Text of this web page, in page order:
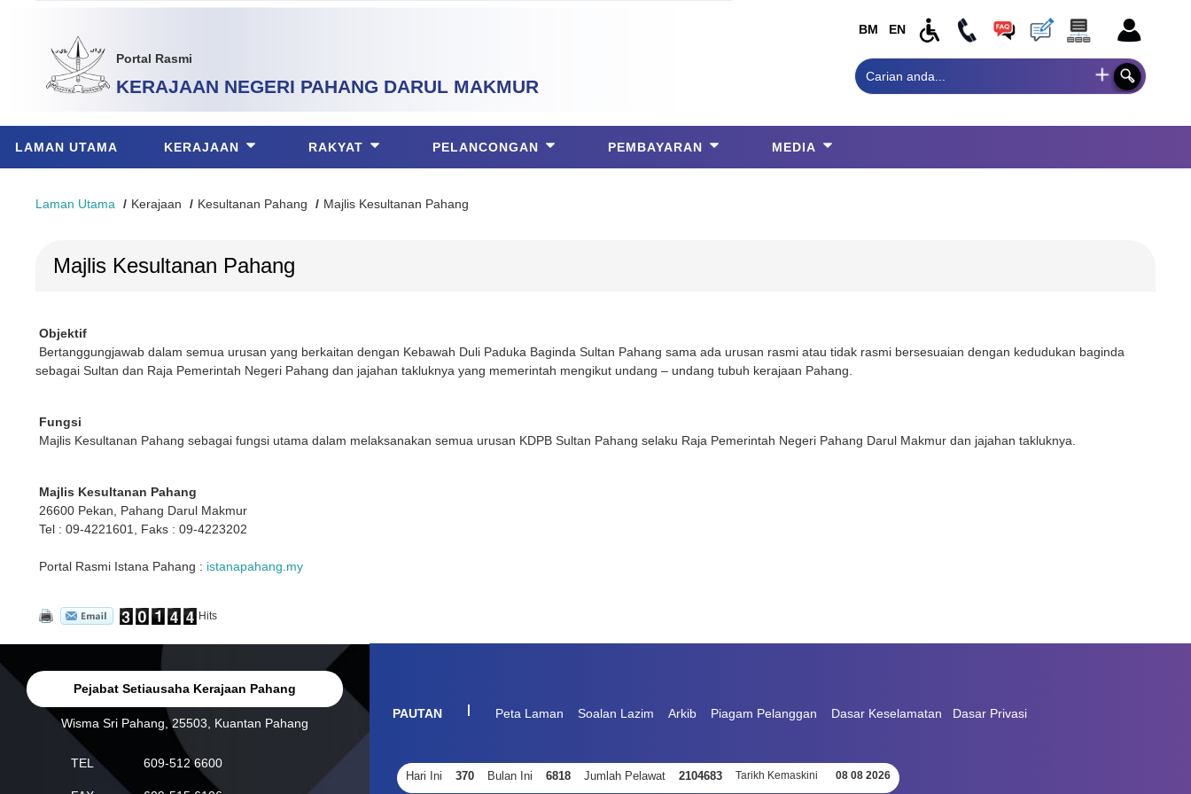
Portal Rasmi
KERAJAAN NEGERI PAHANG DARUL MAKMUR
BM EN
LAMAN UTAMA KERAJAAN RAKYAT PELANCONGAN PEMBAYARAN MEDIA
Laman Utama Kerajaan Kesultanan Pahang Majlis Kesultanan Pahang
Majlis Kesultanan Pahang
Objektif
Bertanggungjawab dalam semua urusan yang berkaitan dengan Kebawah Duli Paduka Baginda Sultan Pahang sama ada urusan rasmi atau tidak rasmi bersesuaian dengan kedudukan baginda
sebagai Sultan dan Raja Pemerintah Negeri Pahang dan jajahan takluknya yang memerintah mengikut undang – undang tubuh kerajaan Pahang.
Fungsi
Majlis Kesultanan Pahang sebagai fungsi utama dalam melaksanakan semua urusan KDPB Sultan Pahang selaku Raja Pemerintah Negeri Pahang Darul Makmur dan jajahan takluknya.
Majlis Kesultanan Pahang
26600 Pekan, Pahang Darul Makmur
Tel : 09-4221601, Faks : 09-4223202
Portal Rasmi Istana Pahang : istanapahang.my
Hits
Pejabat Setiausaha Kerajaan Pahang
Wisma Sri Pahang, 25503, Kuantan Pahang
TEL 609-512 6600
PAUTAN | Peta Laman Soalan Lazim Arkib Piagam Pelanggan Dasar Keselamatan Dasar Privasi
Hari Ini 370 Bulan Ini 6818 Jumlah Pelawat 2104683 Tarikh Kemaskini 08 08 2026